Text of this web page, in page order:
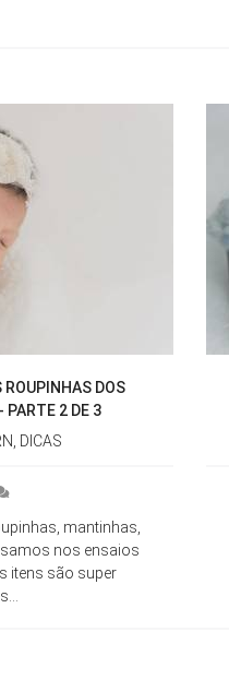
ROUPINHAS DOS
PARTE 2 DE 3
DICAS
mantinhas,
nos ensaios
itens são super